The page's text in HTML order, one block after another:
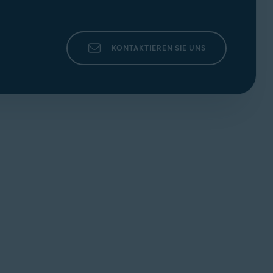
KONTAKTIEREN SIE UNS